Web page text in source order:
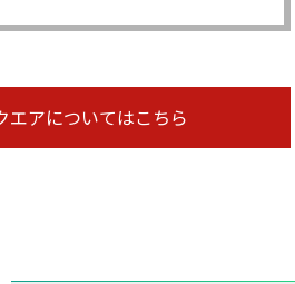
エアについてはこちら